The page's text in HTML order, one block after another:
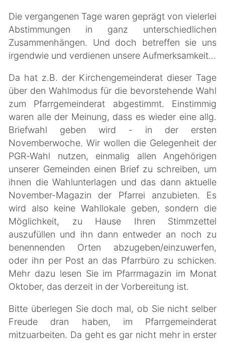
Die vergangenen Tage waren geprägt von vielerlei
Abstimmungen in ganz unterschiedlichen
Zusammenhängen. Und doch betreffen sie uns
irgendwie und verdienen unsere Aufmerksamkeit...
Da hat z.B. der Kirchengemeinderat dieser Tage
über den Wahlmodus für die bevorstehende Wahl
zum Pfarrgemeinderat abgestimmt. Einstimmig
waren alle der Meinung, dass es wieder eine allg.
Briefwahl geben wird - in der ersten
Novemberwoche. Wir wollen die Gelegenheit der
PGR-Wahl nutzen, einmalig allen Angehörigen
unserer Gemeinden einen Brief zu schreiben, um
ihnen die Wahlunterlagen und das dann aktuelle
November-Magazin der Pfarrei anzubieten. Es
wird also keine Wahllokale geben, sondern die
Möglichkeit, zu Hause Ihren Stimmzettel
auszufüllen und ihn dann entweder an noch zu
benennenden Orten abzugeben/einzuwerfen,
oder ihn per Post an das Pfarrbüro zu schicken.
Mehr dazu lesen Sie im Pfarrmagazin im Monat
Oktober, das derzeit in der Vorbereitung ist.
Bitte überlegen Sie doch mal, ob Sie nicht selber
Freude dran haben, im Pfarrgemeinderat
mitzuarbeiten. Da geht es gar nicht mehr in erster